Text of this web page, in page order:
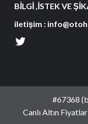
BİLGİ ,İSTEK VE
iletişim :
#67368
Canlı Altın